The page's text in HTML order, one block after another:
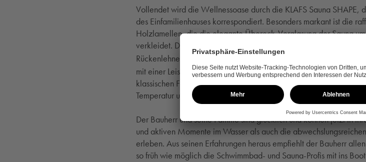
Vollendet wird die Wellnessoase durch die KLAFS Sauna SHAPE,
des Einfamilienhauses korrespondiert. Besonders markant ist die
Holzlamellen, die die elegante Übereck-Verglasung der Sauna
verkleidet. Dazu kommen die komfortablen Sitz- und Liegebänke
Rückenlehnen mit SUNSET L setzt die Sauna stimmungsvoll in
mit einer Leistung von 12 kW ein wahres Kraftpaket. Dank der
klassischen Finnischen Sauna in den Genuss von vier weiteren
Temperatur und Luftfeuchtigkeit.
Der Bauherr und seine Familie sind glücklich und können jetzt in
und aktiven Momente im Wasser als auch die
erleben. Aus seinen Erfahrungen heraus empfiehlt der Bauherr
so früh wie möglich die Schwimmbad- und Sauna-Profis mit ins